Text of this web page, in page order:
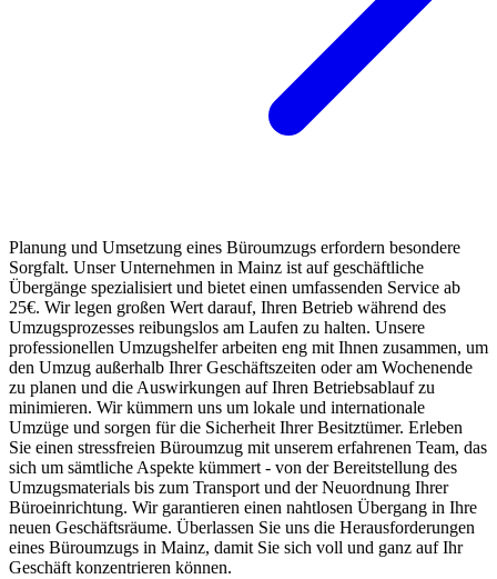
Planung und Umsetzung eines Büroumzugs erfordern besondere
Sorgfalt. Unser Unternehmen in Mainz ist auf geschäftliche
Übergänge spezialisiert und bietet einen umfassenden Service ab
25€. Wir legen großen Wert darauf, Ihren Betrieb während des
Umzugsprozesses reibungslos am Laufen zu halten. Unsere
professionellen Umzugshelfer arbeiten eng mit Ihnen zusammen, um
den Umzug außerhalb Ihrer Geschäftszeiten oder am Wochenende
zu planen und die Auswirkungen auf Ihren Betriebsablauf zu
minimieren. Wir kümmern uns um lokale und internationale
Umzüge und sorgen für die Sicherheit Ihrer Besitztümer. Erleben
Sie einen stressfreien Büroumzug mit unserem erfahrenen Team, das
sich um sämtliche Aspekte kümmert - von der Bereitstellung des
Umzugsmaterials bis zum Transport und der Neuordnung Ihrer
Büroeinrichtung. Wir garantieren einen nahtlosen Übergang in Ihre
neuen Geschäftsräume. Überlassen Sie uns die Herausforderungen
eines Büroumzugs in Mainz, damit Sie sich voll und ganz auf Ihr
Geschäft konzentrieren können.